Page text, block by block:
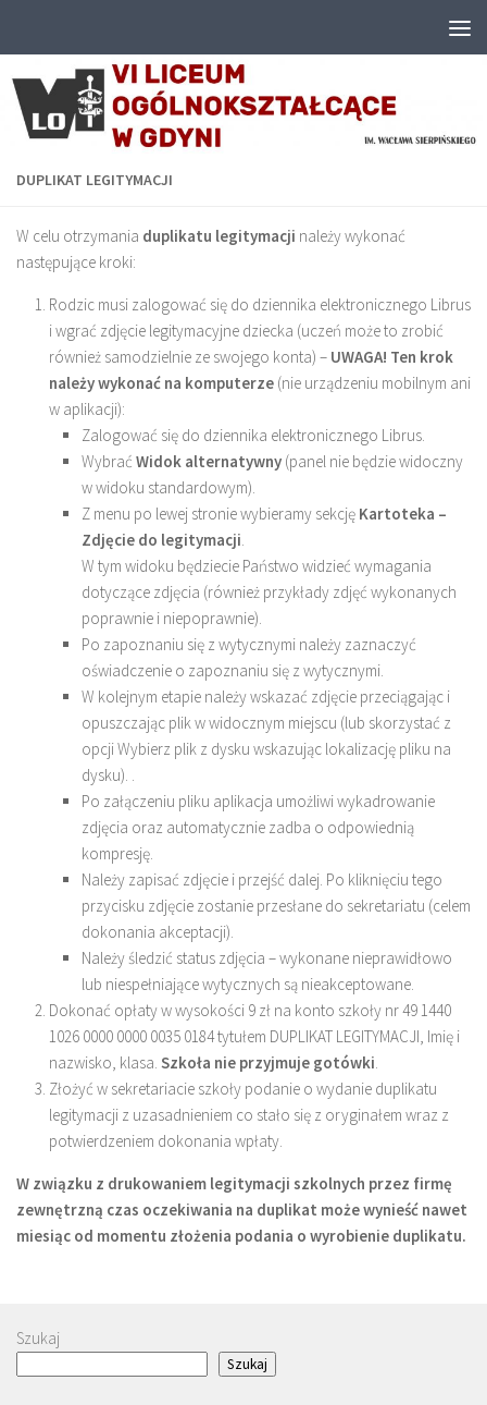
DUPLIKAT LEGITYMACJI
W celu otrzymania duplikatu legitymacji należy wykonać
następujące kroki:
Rodzic musi zalogować się do dziennika elektronicznego Librus
i wgrać zdjęcie legitymacyjne dziecka (uczeń może to zrobić
również samodzielnie ze swojego konta) – UWAGA! Ten krok
należy wykonać na komputerze (nie urządzeniu mobilnym ani
w aplikacji):
Zalogować się do dziennika elektronicznego Librus.
Wybrać Widok alternatywny (panel nie będzie widoczny
w widoku standardowym).
Z menu po lewej stronie wybieramy sekcję Kartoteka –
Zdjęcie do legitymacji.
W tym widoku będziecie Państwo widzieć wymagania
dotyczące zdjęcia (również przykłady zdjęć wykonanych
poprawnie i niepoprawnie).
Po zapoznaniu się z wytycznymi należy zaznaczyć
oświadczenie o zapoznaniu się z wytycznymi.
W kolejnym etapie należy wskazać zdjęcie przeciągając i
opuszczając plik w widocznym miejscu (lub skorzystać z
opcji Wybierz plik z dysku wskazując lokalizację pliku na
dysku). .
Po załączeniu pliku aplikacja umożliwi wykadrowanie
zdjęcia oraz automatycznie zadba o odpowiednią
kompresję.
Należy zapisać zdjęcie i przejść dalej. Po kliknięciu tego
przycisku zdjęcie zostanie przesłane do sekretariatu (celem
dokonania akceptacji).
Należy śledzić status zdjęcia – wykonane nieprawidłowo
lub niespełniające wytycznych są nieakceptowane.
Dokonać opłaty w wysokości 9 zł na konto szkoły nr 49 1440
1026 0000 0000 0035 0184 tytułem DUPLIKAT LEGITYMACJI, Imię i
nazwisko, klasa. Szkoła nie przyjmuje gotówki.
Złożyć w sekretariacie szkoły podanie o wydanie duplikatu
legitymacji z uzasadnieniem co stało się z oryginałem wraz z
potwierdzeniem dokonania wpłaty.
W związku z drukowaniem legitymacji szkolnych przez firmę
zewnętrzną czas oczekiwania na duplikat może wynieść nawet
miesiąc od momentu złożenia podania o wyrobienie duplikatu.
Szukaj
Szukaj